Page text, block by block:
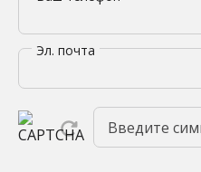
Эл. почта